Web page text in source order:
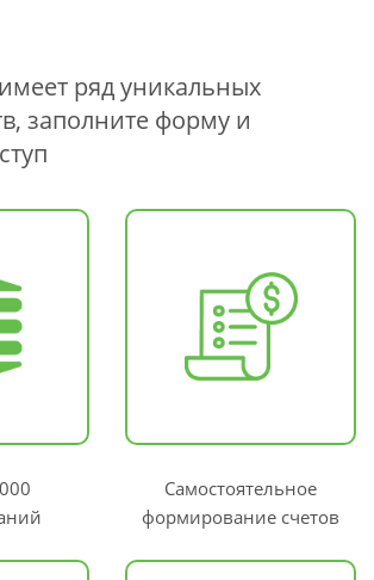
ряд уникальных
заполните форму и
Самостоятельное
формирование счетов